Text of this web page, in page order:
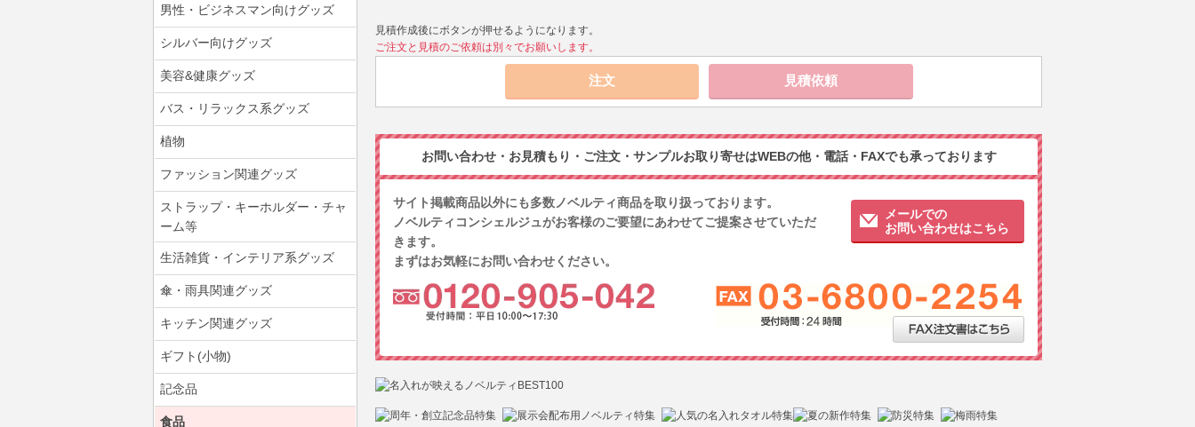
男性・ビジネスマン向けグッズ
シルバー向けグッズ
美容&健康グッズ
バス・リラックス系グッズ
植物
ファッション関連グッズ
ストラップ・キーホルダー・チャ
ーム等
生活雑貨・インテリア系グッズ
傘・雨具関連グッズ
キッチン関連グッズ
ギフト(小物)
記念品
食品
見積作成後にボタンが押せるようになります。
ご注文と見積のご依頼は別々でお願いします。
お問い合わせ・お見積もり・ご注文・サンプルお取り寄せはWEBの他・電話・FAXでも承っております
サイト掲載商品以外にも多数ノベルティ商品を取り扱っております。
ノベルティコンシェルジュがお客様のご要望にあわせてご提案させていただ
きます。
まずはお気軽にお問い合わせください。
メールでの
お問い合わせはこちら